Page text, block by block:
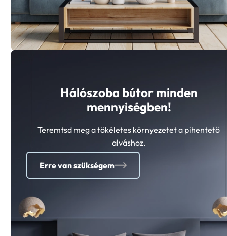
Hálószoba bútor minden
mennyiségben!
Teremtsd meg a tökéletes környezetet a pihentető
alváshoz.
Erre van szükségem